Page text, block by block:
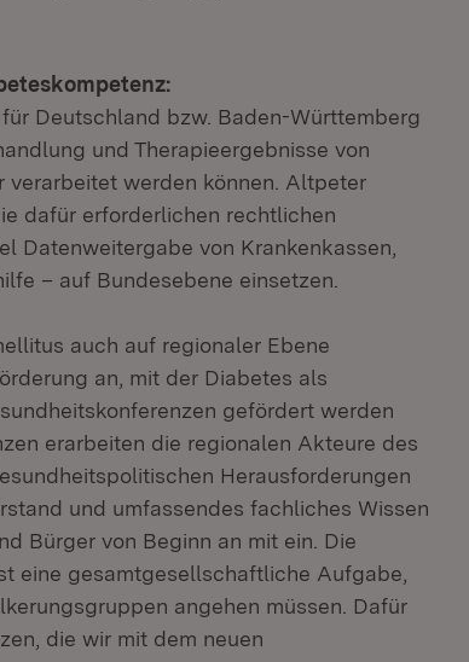
Deutschland bzw. Baden-Württemberg
und Therapieergebnisse von
werden können. Altpeter
dafür erforderlichen rechtlichen
Datenweitergabe von Krankenkassen,
– auf Bundesebene einsetzen.
auch auf regionaler Ebene
an, mit der Diabetes als
gefördert werden
erarbeiten die regionalen Akteure des
Herausforderungen
und umfassendes fachliches Wissen
Bürger von Beginn an mit ein. Die
eine gesamtgesellschaftliche Aufgabe,
angehen müssen. Dafür
die wir mit dem neuen